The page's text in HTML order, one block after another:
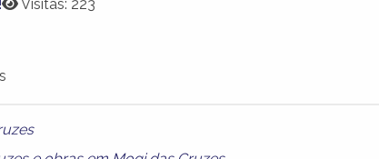
Visitas: 223